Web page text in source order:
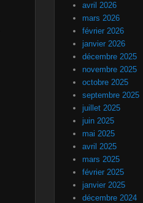
avril 2026
mars 2026
février 2026
janvier 2026
décembre 2025
novembre 2025
octobre 2025
septembre 2025
juillet 2025
juin 2025
mai 2025
avril 2025
mars 2025
février 2025
janvier 2025
décembre 2024